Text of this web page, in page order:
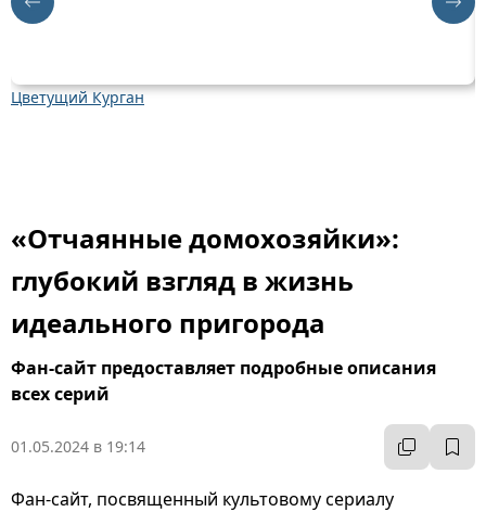
Цветущий Курган
«Отчаянные домохозяйки»:
глубокий взгляд в жизнь
идеального пригорода
Фан-сайт предоставляет подробные описания
всех серий
01.05.2024 в 19:14
Фан-сайт, посвященный культовому сериалу